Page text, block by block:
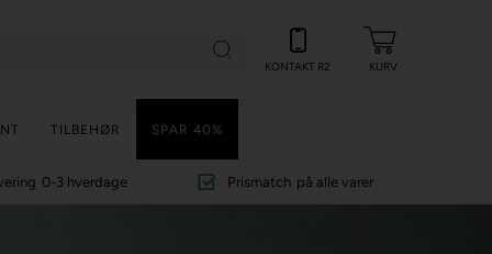
KONTAKT R2 KURV
TILBEHØR SPAR 40%
0-3 hverdage Prismatch på alle varer